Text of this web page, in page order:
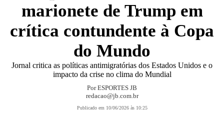
marionete de Trump em
crítica contundente à Copa
do Mundo
Jornal critica as políticas antimigratórias dos Estados Unidos e o
impacto da crise no clima do Mundial
PorESPORTES JB
redacao@jb.com.br
Publicado em 10/06/2026 às 10:25